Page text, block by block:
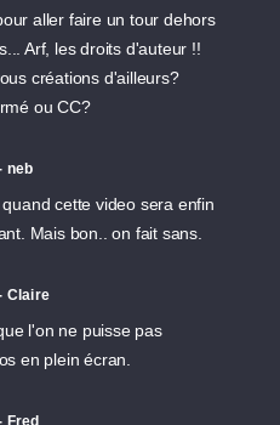
aller faire un tour dehors
Arf, les droits d'auteur !!
créations d'ailleurs?
ou CC?
neb
cette video sera enfin
Mais bon.. on fait sans.
Claire
l'on ne puisse pas
en plein écran.
Fred